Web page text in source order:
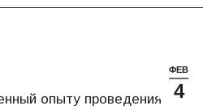
ФЕВ
4
опыту проведения